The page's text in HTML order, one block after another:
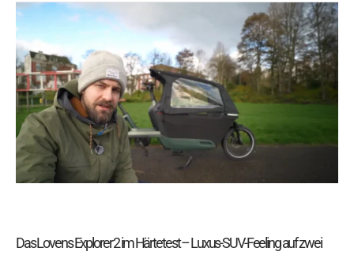
Das Lovens Explorer 2 im Härtetest – Luxus-SUV-Feeling auf zwei
Das
Lovens
Explorer
2
im
Härtetest
–
Luxus-
SUV-
Feeling
auf